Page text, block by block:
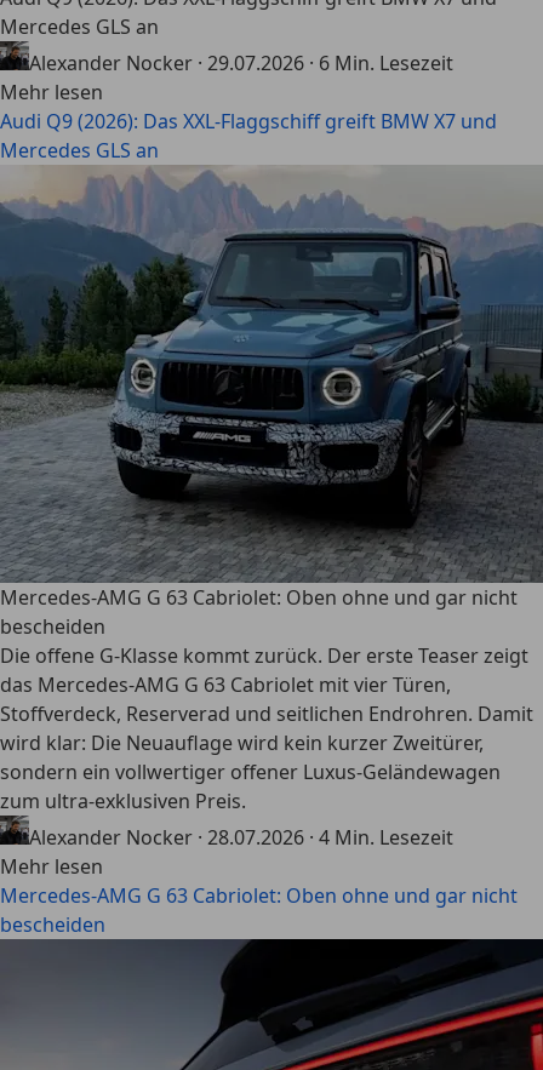
Mercedes GLS an
Alexander Nocker · 29.07.2026 · 6 Min. Lesezeit
Mehr lesen
Audi Q9 (2026): Das XXL-Flaggschiff greift BMW X7 und
Mercedes GLS an
Mercedes-AMG G 63 Cabriolet: Oben ohne und gar nicht
bescheiden
Die offene G-Klasse kommt zurück. Der erste Teaser zeigt
das Mercedes-AMG G 63 Cabriolet mit vier Türen,
Stoffverdeck, Reserverad und seitlichen Endrohren. Damit
wird klar: Die Neuauflage wird kein kurzer Zweitürer,
sondern ein vollwertiger offener Luxus-Geländewagen
zum ultra-exklusiven Preis.
Alexander Nocker · 28.07.2026 · 4 Min. Lesezeit
Mehr lesen
Mercedes-AMG G 63 Cabriolet: Oben ohne und gar nicht
bescheiden